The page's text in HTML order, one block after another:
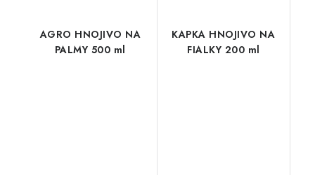
AGRO HNOJIVO NA
PALMY 500 ml
KAPKA HNOJIVO NA
FIALKY 200 ml